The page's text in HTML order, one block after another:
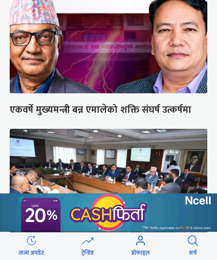
एकवर्षे मुख्यमन्त्री बन्न एमालेको शक्ति संघर्ष उत्कर्षमा
ताजा अपडेट ट्रेन्डिङ प्रोफाइल सर्च